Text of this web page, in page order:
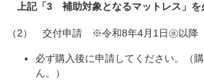
上記「3 補助対象となるマットレス」
（2） 交付申請 ※令和8年4月1日㊌以降
必ず購入後に申請してください。（
ん。）